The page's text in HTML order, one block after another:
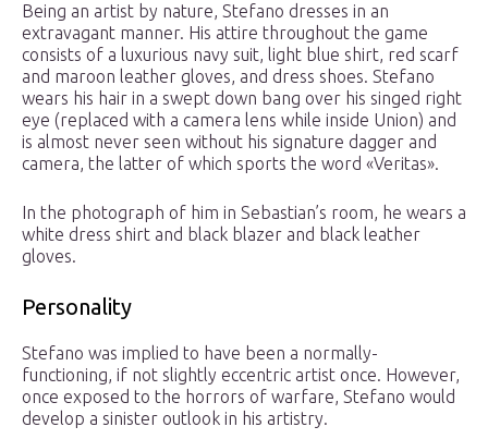
Being an artist by nature, Stefano dresses in an
extravagant manner. His attire throughout the game
consists of a luxurious navy suit, light blue shirt, red scarf
and maroon leather gloves, and dress shoes. Stefano
wears his hair in a swept down bang over his singed right
eye (replaced with a camera lens while inside Union) and
is almost never seen without his signature dagger and
camera, the latter of which sports the word «Veritas».
In the photograph of him in Sebastian’s room, he wears a
white dress shirt and black blazer and black leather
gloves.
Personality
Stefano was implied to have been a normally-
functioning, if not slightly eccentric artist once. However,
once exposed to the horrors of warfare, Stefano would
develop a sinister outlook in his artistry.